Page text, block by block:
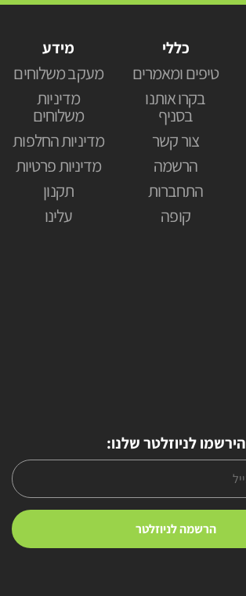
כללי
טיפים ומאמרים
בקרו אותנו
בסניף
צור קשר
הרשמה
התחברות
קופה
מידע
מעקב משלוחים
מדיניות
משלוחים
מדיניות החלפות
מדיניות פרטיות
תקנון
עלינו
הירשמו לניוזלטר שלנו: